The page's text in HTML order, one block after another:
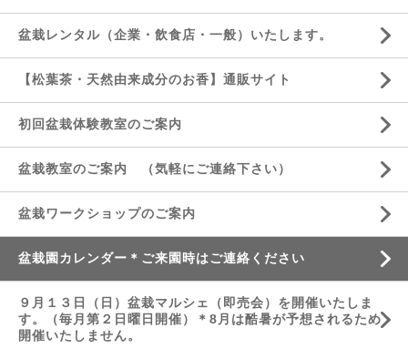
盆栽レンタル（企業・飲食店・一般）いたします。
【松葉茶・天然由来成分のお香】通販サイト
初回盆栽体験教室のご案内
盆栽教室のご案内 （気軽にご連絡下さい）
盆栽ワークショップのご案内
盆栽園カレンダー＊ご来園時はご連絡ください
９月１３日（日）盆栽マルシェ（即売会）を開催いたしま
す。（毎月第２日曜日開催）＊8月は酷暑が予想されるため
開催いたしません。